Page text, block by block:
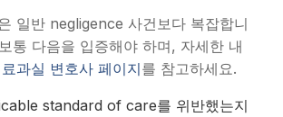
일반 negligence 사건보다 복잡합니
통 다음을 입증해야 하며, 자세한 내
과실 변호사 페이지를 참고하세요.
standard of care를 위반했는지